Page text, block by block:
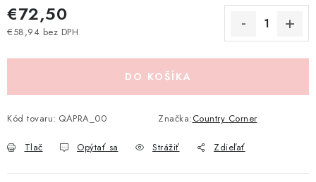
€72,50
€58,94 bez DPH
DO KOŠÍKA
Kód tovaru: QAPRA_00 Značka:Country Corner
Tlač Opýtať sa Strážiť Zdieľať